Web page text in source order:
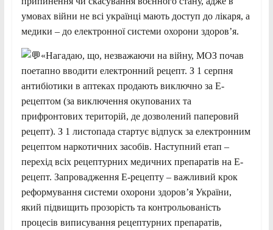
умовах війни не всі українці мають доступ до лікаря, а
медики – до електронної системи охорони здоров’я.
«Нагадаю, що, незважаючи на війну, МОЗ почав
поетапно вводити електронний рецепт. З 1 серпня
антибіотики в аптеках продають виключно за Е-
рецептом (за виключення окупованих та
прифронтових територій, де дозволений паперовий
рецепт). З 1 листопада стартує відпуск за електронним
рецептом наркотичних засобів. Наступний етап –
перехід всіх рецептурних медичних препаратів на Е-
рецепт. Запровадження Е-рецепту – важливий крок
реформування системи охорони здоров’я України,
який підвищить прозорість та контрольованість
процесів виписування рецептурних препаратів,